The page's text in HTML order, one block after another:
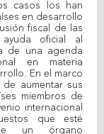
casos los han
en desarrollo
fiscal de las
oficial al
de una agenda
en materia
En el marco
aumentar sus
miembros de
internacional
que esté
un órgano